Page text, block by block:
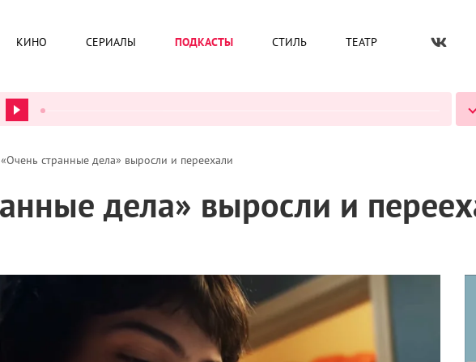
КИНО СЕРИАЛЫ ПОДКАСТЫ СТИЛЬ ТЕАТР
«Очень странные дела» выросли и переехали
дела» выросли и